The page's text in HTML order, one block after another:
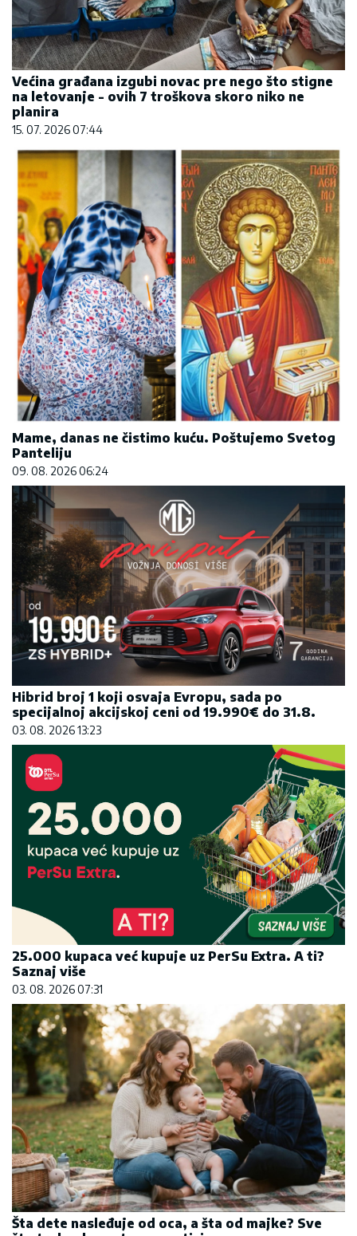
Većina građana izgubi novac pre nego što stigne
na letovanje - ovih 7 troškova skoro niko ne
planira
15. 07. 2026 07:44
Mame, danas ne čistimo kuću. Poštujemo Svetog
Panteliju
09. 08. 2026 06:24
Hibrid broj 1 koji osvaja Evropu, sada po
specijalnoj akcijskoj ceni od 19.990€ do 31.8.
03. 08. 2026 13:23
25.000 kupaca već kupuje uz PerSu Extra. A ti?
Saznaj više
03. 08. 2026 07:31
Šta dete nasleđuje od oca, a šta od majke? Sve